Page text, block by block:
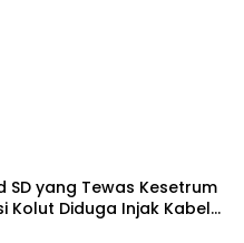
SD yang Tewas Kesetrum
Kolut Diduga Injak Kabel